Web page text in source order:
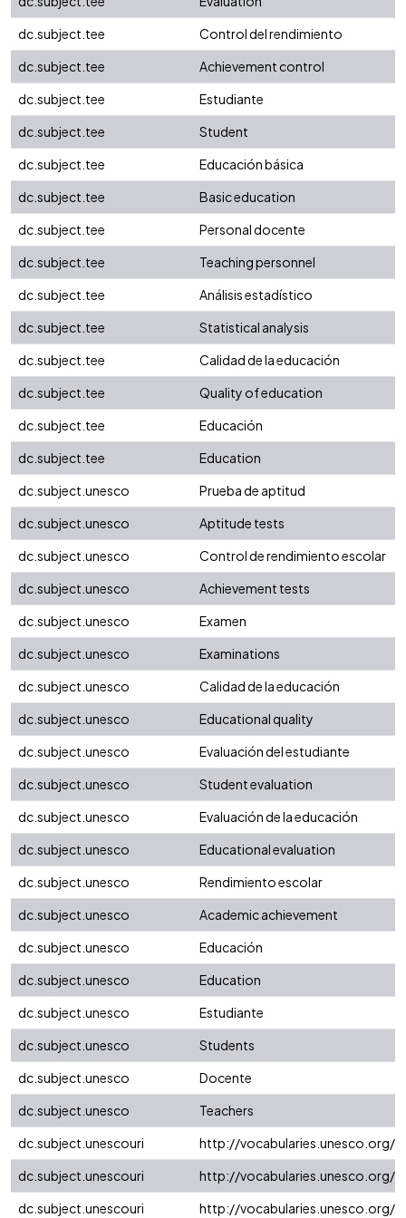
dc.subject.tee
Control del rendimiento
dc.subject.tee
Achievement control
dc.subject.tee
Estudiante
dc.subject.tee
Student
dc.subject.tee
Educación básica
dc.subject.tee
Basic education
dc.subject.tee
Personal docente
dc.subject.tee
Teaching personnel
dc.subject.tee
Análisis estadístico
dc.subject.tee
Statistical analysis
dc.subject.tee
Calidad de la educación
dc.subject.tee
Quality of education
dc.subject.tee
Educación
dc.subject.tee
Education
dc.subject.unesco
Prueba de aptitud
dc.subject.unesco
Aptitude tests
dc.subject.unesco
Control de rendimiento escolar
dc.subject.unesco
Achievement tests
dc.subject.unesco
Examen
dc.subject.unesco
Examinations
dc.subject.unesco
Calidad de la educación
dc.subject.unesco
Educational quality
dc.subject.unesco
Evaluación del estudiante
dc.subject.unesco
Student evaluation
dc.subject.unesco
Evaluación de la educación
dc.subject.unesco
Educational evaluation
dc.subject.unesco
Rendimiento escolar
dc.subject.unesco
Academic achievement
dc.subject.unesco
Educación
dc.subject.unesco
Education
dc.subject.unesco
Estudiante
dc.subject.unesco
Students
dc.subject.unesco
Docente
dc.subject.unesco
Teachers
dc.subject.unescouri
http://vocabularies.unesco.org/
dc.subject.unescouri
http://vocabularies.unesco.org/
dc.subject.unescouri
http://vocabularies.unesco.org/